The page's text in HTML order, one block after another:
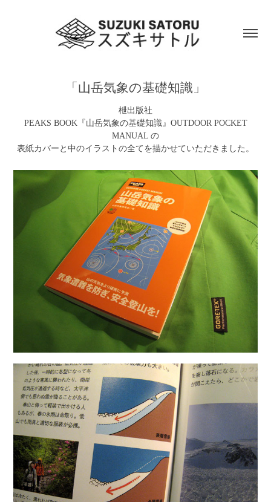
「山岳気象の基礎知識」
枻出版社
PEAKS BOOK『山岳気象の基礎知識』OUTDOOR POCKET
MANUAL の
表紙カバーと中のイラストの全てを描かせていただきました。